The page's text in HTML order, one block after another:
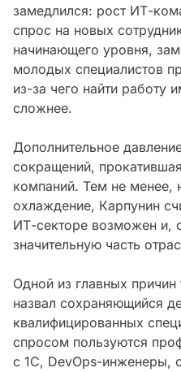
замедлился: рост ИТ-
спрос на новых
начинающего уровня,
молодых специалистов
из-за чего найти работу
сложнее.
Дополнительное
сокращений,
компаний. Тем не менее,
охлаждение, Карпунин
ИТ-секторе возможен и,
значительную часть
Одной из главных причин
назвал сохраняющийся
квалифицированных
спросом пользуются
с 1С, DevOps-инженеры,